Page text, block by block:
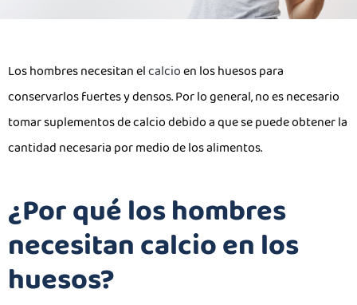
Los hombres necesitan elcalcioen los huesos para
conservarlos fuertes y densos. Por lo general, no es necesario
tomar suplementos de calcio debido a que se puede obtener la
cantidad necesaria por medio de los alimentos.
¿Por qué los hombres
necesitan calcio en los
huesos?